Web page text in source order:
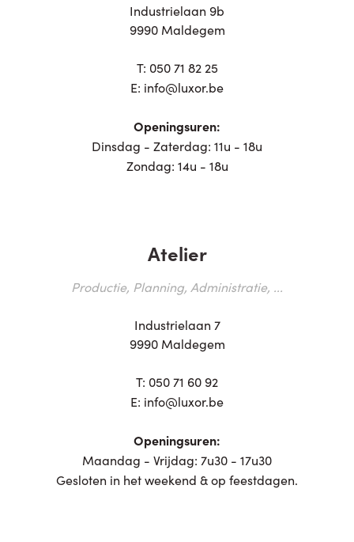
Industrielaan 9b
9990 Maldegem
T: 050 71 82 25
E: info@luxor.be
Openingsuren:
Dinsdag - Zaterdag: 11u - 18u
Zondag: 14u - 18u
Atelier
Productie, Planning, Administratie, ...
Industrielaan 7
9990 Maldegem
T: 050 71 60 92
E: info@luxor.be
Openingsuren:
Maandag - Vrijdag: 7u30 - 17u30
Gesloten in het weekend & op feestdagen.